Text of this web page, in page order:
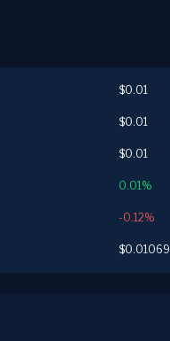
$0.01
$0.01
$0.01
0.01%
-0.12%
$0.01069